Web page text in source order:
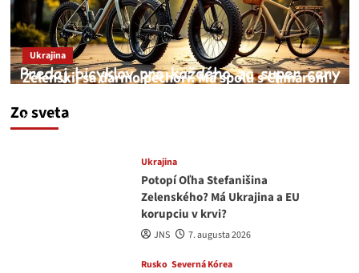
Zo sveta
Ukrajina
Zelenskij sa darmo pechorí. Má spolu s Chmarom
medvedar
Ukrajina
Potopí Oľha Stefanišina
Zelenského? Má Ukrajina a EU
korupciu v krvi?
JNS 7. augusta 2026
Rusko Severná Kórea